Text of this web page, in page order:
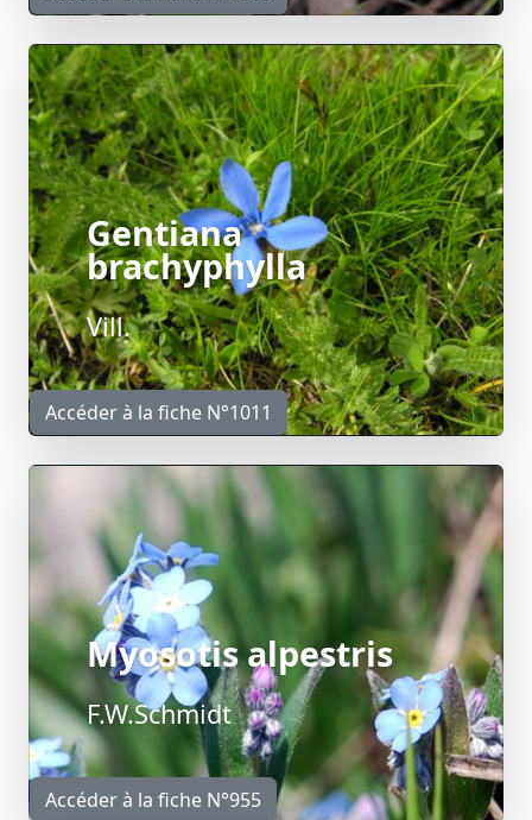
Gentiana
brachyphylla
Vill.
Accéder à la fiche N°1011
Myosotis alpestris
F.W.Schmidt
Accéder à la fiche N°955